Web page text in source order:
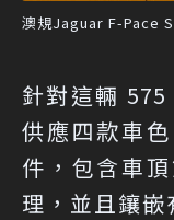
澳規Jaguar F-Pace
針對這輛
供應四款車
件，包含車
理，並且鑲